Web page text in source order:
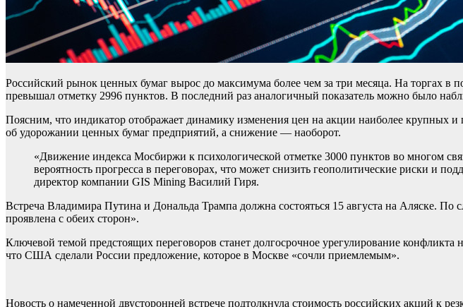
Российский рынок ценных бумаг вырос до максимума более чем за три месяца. На торгах
превышал отметку 2996 пунктов. В последний раз аналогичный показатель можно было
Поясним, что индикатор отображает динамику изменения цен на акции наиболее крупных
об удорожании ценных бумаг предприятий, а снижение — наоборот.
«Движение индекса Мосбиржи к психологической отметке 3000 пунктов во многом
вероятность прогресса в переговорах, что может снизить геополитические риски и
директор компании GIS Mining Василий Гиря.
Встреча Владимира Путина и Дональда Трампа должна состояться 15 августа на Аляске.
проявлена с обеих сторон».
Ключевой темой предстоящих переговоров станет долгосрочное урегулирование
что США сделали России предложение, которое в Москве «сочли приемлемым».
Новость о намеченной двусторонней встрече подтолкнула стоимость российских акций к